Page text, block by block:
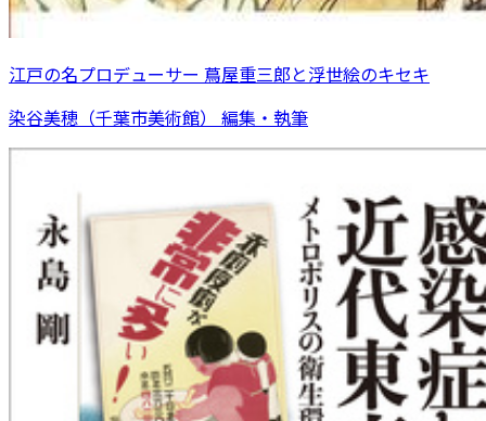
江戸の名プロデューサー 蔦屋重三郎と浮世絵のキセキ
染谷美穂（千葉市美術館） 編集・執筆